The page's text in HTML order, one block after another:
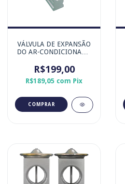
VÁLVULA DE EXPANSÃO
DO AR-CONDICIONADO
MARCA ORIGINAL
DENSO
R$199,00
R$189,05 com Pix